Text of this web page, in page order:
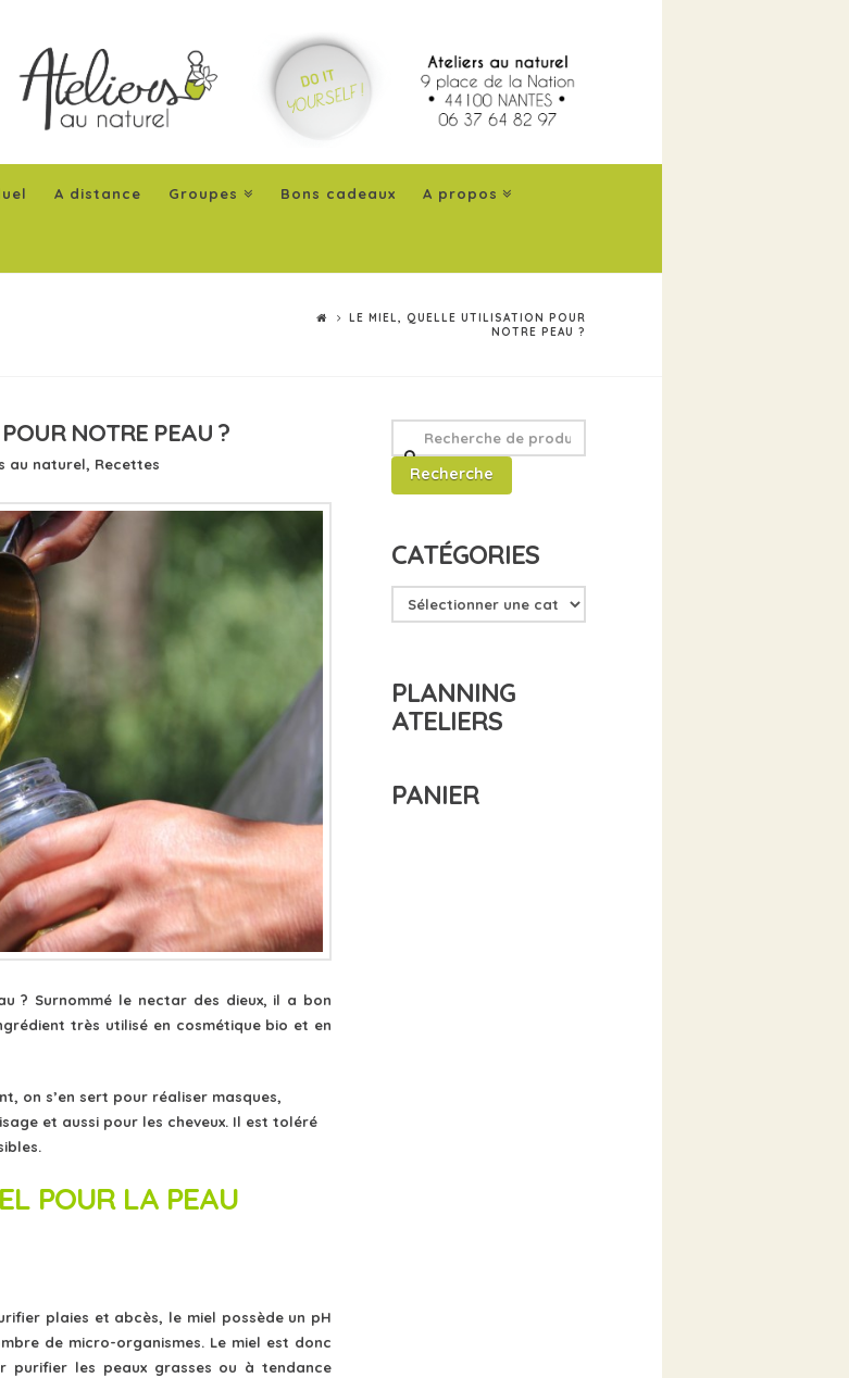
A distance Groupes Bons cadeaux A propos
LE MIEL, QUELLE UTILISATION POUR
NOTRE PEAU ?
NOTRE PEAU ?
au naturel, Recettes
? Surnommé le nectar des dieux, il a bon
très utilisé en cosmétique bio et en
on s’en sert pour réaliser masques,
et aussi pour les cheveux. Il est toléré
POUR LA PEAU
plaies et abcès, le miel possède un pH
de micro-organismes. Le miel est donc
purifier les peaux grasses ou à tendance
Recherche
pour
:
Recherche
CATÉGORIES
PLANNING
ATELIERS
PANIER